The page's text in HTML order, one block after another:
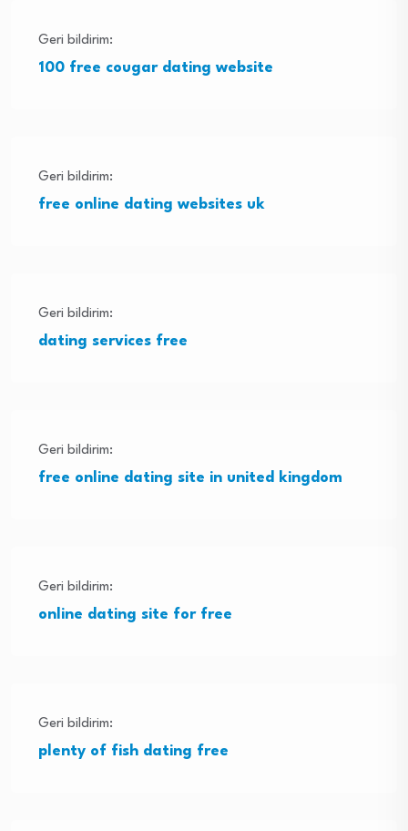
Geri bildirim:
100 free cougar dating website
Geri bildirim:
free online dating websites uk
Geri bildirim:
dating services free
Geri bildirim:
free online dating site in united kingdom
Geri bildirim:
online dating site for free
Geri bildirim:
plenty of fish dating free